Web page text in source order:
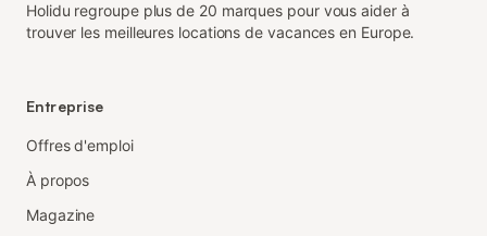
Holidu regroupe plus de 20 marques pour vous aider à
trouver les meilleures locations de vacances en Europe.
Entreprise
Offres d'emploi
À propos
Magazine